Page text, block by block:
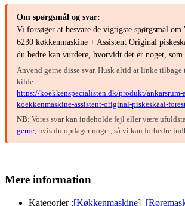
Om spørgsmål og svar:
Vi forsøger at besvare de vigtigste spørgsmål
6230 køkkenmaskine + Assistent Original
du bedre kan vurdere, hvorvidt det er noget, som
Anvend gerne disse svar. Husk altid at linke tilbage
kilde:
https://koekkenspecialisten.dk/produkt/ankarsrum-
koekkenmaskine-assistent-original-piskeskaal-
NB: Vores svar kan indeholde fejl eller være
gerne, hvis du opdager noget, så vi kan forbedre
Mere information
Kategorier :[Køkkenmaskine]